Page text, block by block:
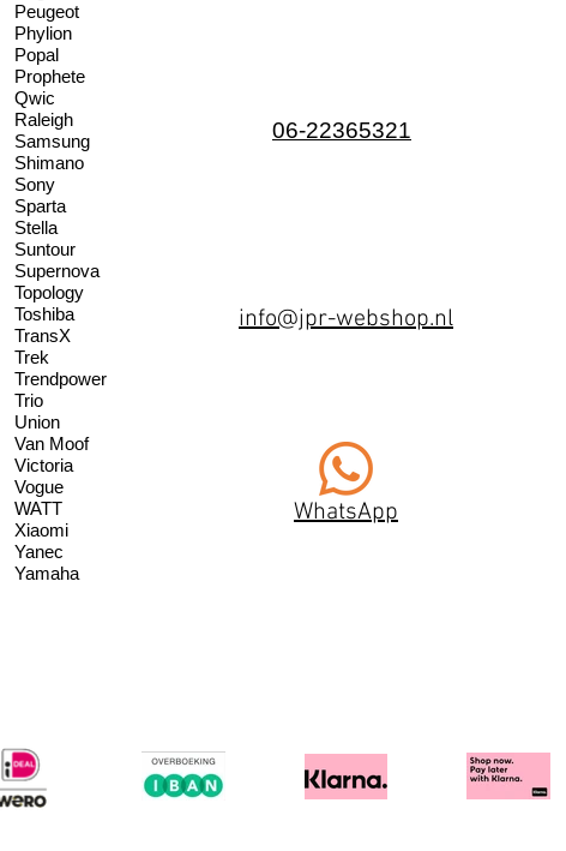
Peugeot
Phylion
Popal
Prophete
Qwic
Raleigh
Samsung
Shimano
Sony
Sparta
Stella
Suntour
Supernova
Topology
Toshiba
TransX
Trek
Trendpower
Trio
Union
Van Moof
Victoria
Vogue
WATT
Xiaomi
Yanec
Yamaha
06-22365321
info@jpr-webshop.nl
WhatsApp